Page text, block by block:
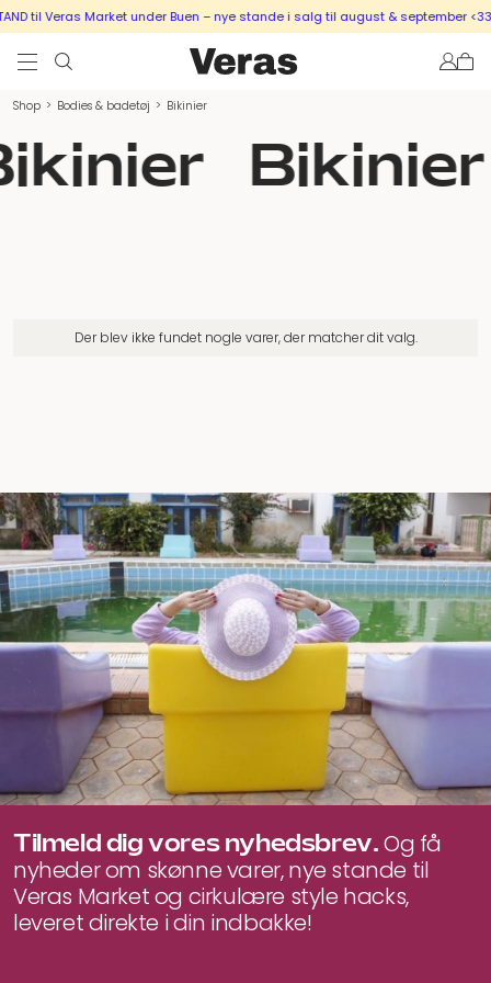
til Veras Market under Buen – nye stande i salg til august & september
Shop > Bodies & badetøj > Bikinier
Bikinier
Der blev ikke fundet nogle varer, der matcher dit valg.
Tilmeld dig vores nyhedsbrev.Og få
nyheder om skønne varer, nye stande til
Veras Market og cirkulære style hacks,
leveret direkte i din indbakke!